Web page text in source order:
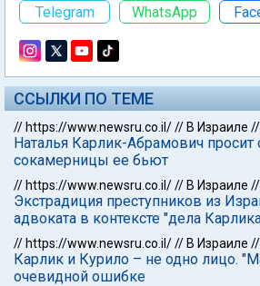
Telegram WhatsApp
ССЫЛКИ ПО ТЕМЕ
// https://www.newsru.co.il/// В Израиле //
Наталья Карлик-Абрамович
сокамерницы ее бьют
// https://www.newsru.co.il/// В Израиле //
Экстрадиция преступников из
адвоката в контексте "дела
// https://www.newsru.co.il/// В Израиле //
Карлик и Курило – не одно лицо.
очевидной ошибке